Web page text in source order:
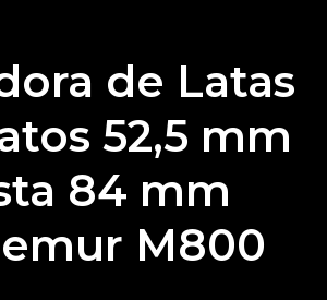
de Latas
52,5 mm
84 mm
M800